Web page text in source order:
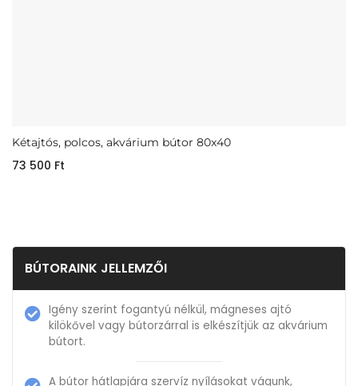
Kétajtós, polcos, akvárium bútor 80x40
73 500 Ft
BÚTORAINK JELLEMZŐI
Igény szerint fogantyú nélkül, mágneses ajtó
kilökővel vagy bútorzárral is elkészítjük az akvárium
bútort.
A bútor hátlapjára szervíz nyílásokat vágunk,